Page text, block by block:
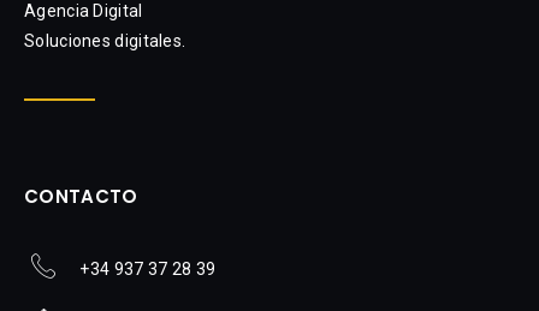
Agencia Digital
Soluciones digitales.
CONTACTO
+34 937 37 28 39